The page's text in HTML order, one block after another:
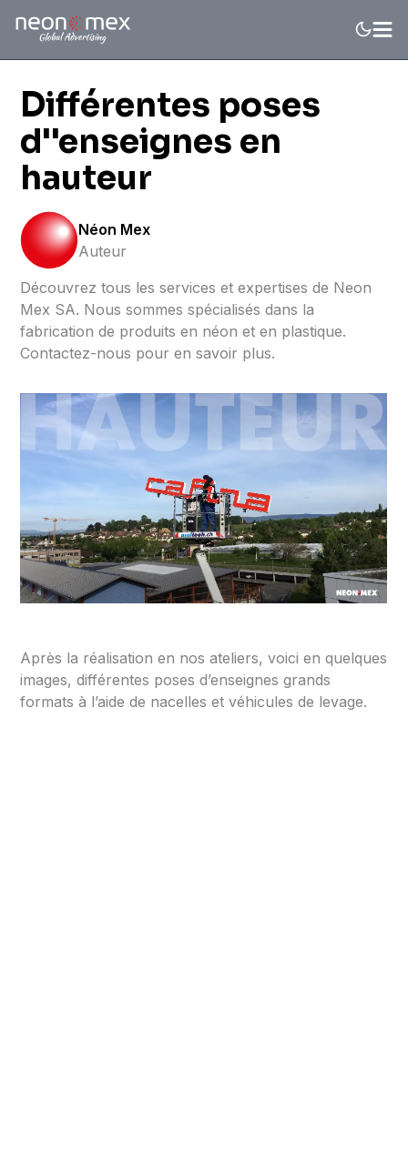
Différentes poses
d''enseignes en
hauteur
Néon Mex
Auteur
Découvrez tous les services et expertises de Neon
Mex SA. Nous sommes spécialisés dans la
fabrication de produits en néon et en plastique.
Contactez-nous pour en savoir plus.
Après la réalisation en nos ateliers, voici en quelques
images, différentes poses d’enseignes grands
formats à l’aide de nacelles et véhicules de levage.